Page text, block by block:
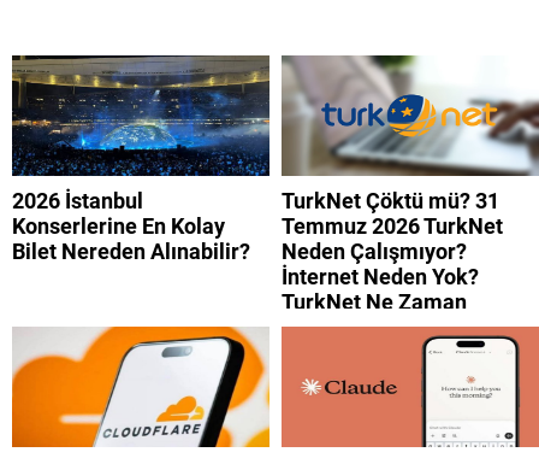
2026 İstanbul
Konserlerine En Kolay
Bilet Nereden Alınabilir?
TurkNet Çöktü mü? 31
Temmuz 2026 TurkNet
Neden Çalışmıyor?
İnternet Neden Yok?
TurkNet Ne Zaman
Düzelecek?